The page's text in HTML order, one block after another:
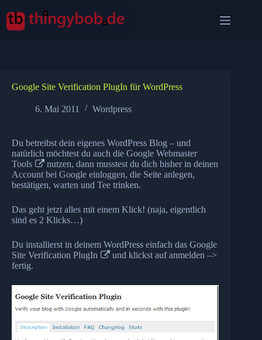
Inhalt
springen
Google Site Verification PlugIn für WordPress
6. Mai 2011 Wordpress
Du betreibst dein eigenes WordPress Blog – und
natürlich möchtest du auch die Google Webmaster
Tools
nutzen, dann musstest du dich bisher in deinen
Account bei Google einloggen, die Seite anlegen,
bestätigen, warten und Tee trinken.
Das geht jetzt alles mit einem Klick! (naja, eigentlich
sind es 2 Klicks…)
Du installierst in deinem WordPress einfach das Google
Site Verification PlugIn
und klickst auf anmelden –>
fertig.